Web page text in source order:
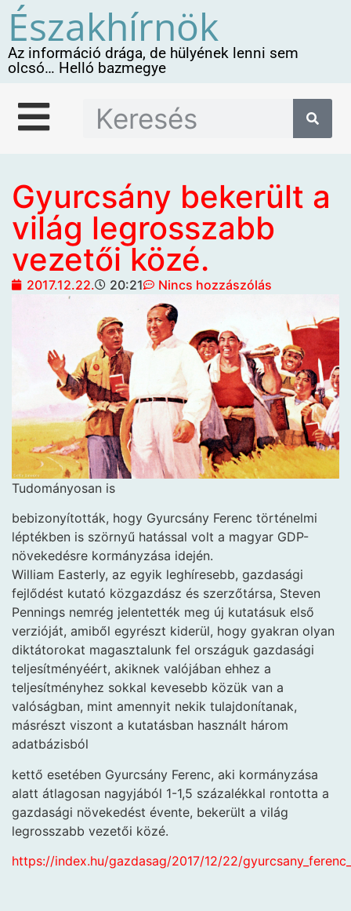
Északhírnök
Az információ drága, de hülyének lenni sem
olcsó… Helló bazmegye
Gyurcsány bekerült a
világ legrosszabb
vezetői közé.
2017.12.22. 20:21 Nincs hozzászólás
Tudományosan is
bebizonyították, hogy Gyurcsány Ferenc történelmi
léptékben is szörnyű hatással volt a magyar GDP-
növekedésre kormányzása idején.
William Easterly, az egyik leghíresebb, gazdasági
fejlődést kutató közgazdász és szerzőtársa, Steven
Pennings nemrég jelentették meg új kutatásuk első
verzióját, amiből egyrészt kiderül, hogy gyakran olyan
diktátorokat magasztalunk fel országuk gazdasági
teljesítményéért, akiknek valójában ehhez a
teljesítményhez sokkal kevesebb közük van a
valóságban, mint amennyit nekik tulajdonítanak,
másrészt viszont a kutatásban használt három
adatbázisból
kettő esetében Gyurcsány Ferenc, aki kormányzása
alatt átlagosan nagyjából 1-1,5 százalékkal rontotta a
gazdasági növekedést évente, bekerült a világ
legrosszabb vezetői közé.
https://index.hu/gazdasag/2017/12/22/